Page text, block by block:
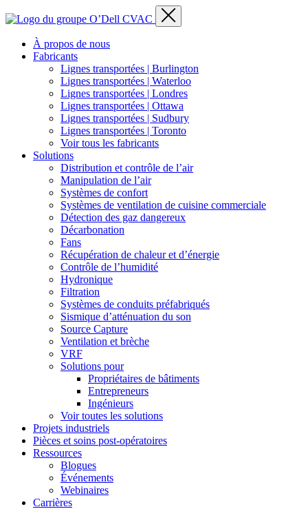
À propos de nous
Fabricants
Lignes transportées | Burlington
Lignes transportées | Waterloo
Lignes transportées | Londres
Lignes transportées | Ottawa
Lignes transportées | Sudbury
Lignes transportées | Toronto
Voir tous les fabricants
Solutions
Distribution et contrôle de l’air
Manipulation de l’air
Systèmes de confort
Systèmes de ventilation de cuisine commerciale
Détection des gaz dangereux
Décarbonation
Fans
Récupération de chaleur et d’énergie
Contrôle de l’humidité
Hydronique
Filtration
Systèmes de conduits préfabriqués
Sismique d’atténuation du son
Source Capture
Ventilation et brèche
VRF
Solutions pour
Propriétaires de bâtiments
Entrepreneurs
Ingénieurs
Voir toutes les solutions
Projets industriels
Pièces et soins post-opératoires
Ressources
Blogues
Événements
Webinaires
Carrières